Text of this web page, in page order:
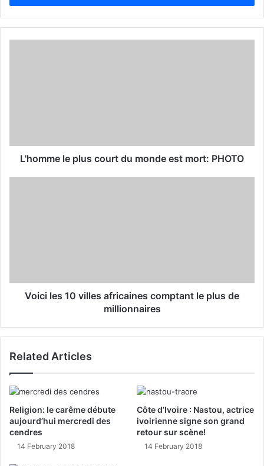
r
y
L'homme le plus court du monde est mort: PHOTO
Voici les 10 villes africaines comptant le plus de
millionnaires
Related Articles
Religion: le carême débute
aujourd’hui mercredi des
cendres
14 February 2018
Côte d’Ivoire : Nastou, actrice
ivoirienne signe son grand
retour sur scène!
14 February 2018